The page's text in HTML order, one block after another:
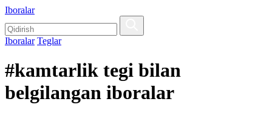
Iboralar
Iboralar Teglar
#kamtarlik tegi bilan
belgilangan iboralar